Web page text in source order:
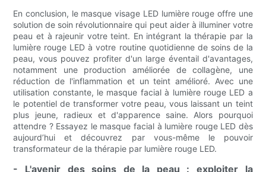
En conclusion, le masque visage LED lumière rouge offre une
solution de soin révolutionnaire qui peut aider à illuminer votre
peau et à rajeunir votre teint. En intégrant la thérapie par la
lumière rouge LED à votre routine quotidienne de soins de la
peau, vous pouvez profiter d'un large éventail d'avantages,
notamment une production améliorée de collagène, une
réduction de l'inflammation et un teint amélioré. Avec une
utilisation constante, le masque facial à lumière rouge LED a
le potentiel de transformer votre peau, vous laissant un teint
plus jeune, radieux et d'apparence saine. Alors pourquoi
attendre ? Essayez le masque facial à lumière rouge LED dès
aujourd’hui et découvrez par vous-même le pouvoir
transformateur de la thérapie par lumière rouge LED.
- L'avenir des soins de la peau : exploiter la